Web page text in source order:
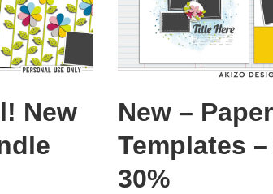
New
New –
Templates –
30%